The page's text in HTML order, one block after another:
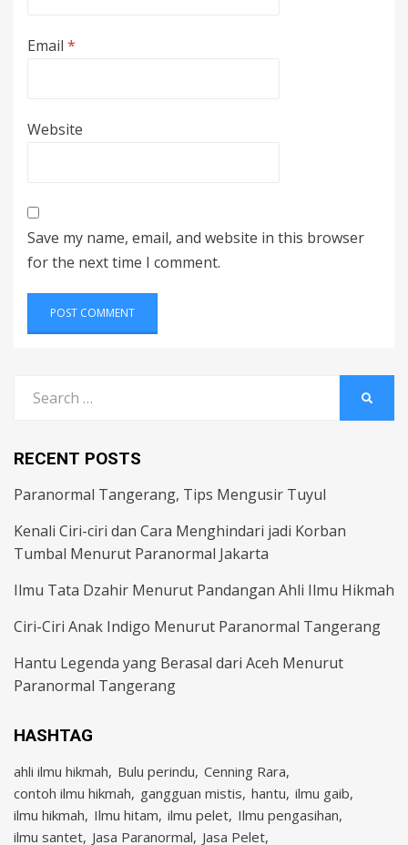
Email *
Website
Save my name, email, and website in this browser
for the next time I comment.
for:
RECENT POSTS
Paranormal Tangerang, Tips Mengusir Tuyul
Kenali Ciri-ciri dan Cara Menghindari jadi Korban
Tumbal Menurut Paranormal Jakarta
Ilmu Tata Dzahir Menurut Pandangan Ahli Ilmu Hikmah
Ciri-Ciri Anak Indigo Menurut Paranormal Tangerang
Hantu Legenda yang Berasal dari Aceh Menurut
Paranormal Tangerang
HASHTAG
ahli ilmu hikmah Bulu perindu Cenning Rara
contoh ilmu hikmah gangguan mistis hantu ilmu gaib
ilmu hikmah Ilmu hitam ilmu pelet Ilmu pengasihan
ilmu santet Jasa Paranormal Jasa Pelet